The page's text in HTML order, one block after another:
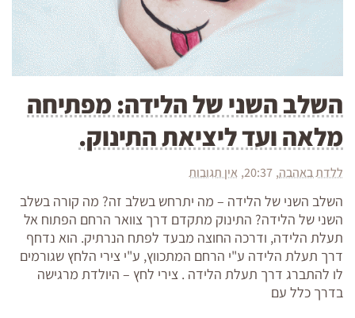
השלב השני של הלידה: מפתיחה
מלאה ועד ליציאת התינוק.
ללדת באהבה 20:37 אין תגובות
השלב השני של הלידה – מה יתרחש בשלב זה? מה קורה בשלב
השני של הלידה? התינוק מתקדם דרך צוואר הרחם הפתוח אל
תעלת הלידה, ודרכה החוצה מבעד לפתח הנרתיק. הוא נדחף
דרך תעלת הלידה ע"י הרחם המתכווץ, ע"י צירי הלחץ שגורמים
לו להתברג דרך תעלת הלידה . צירי לחץ – היולדת מרגישה
בדרך כלל עם